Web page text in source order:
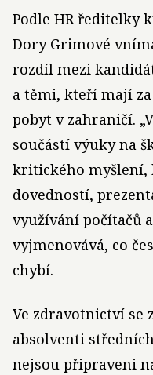
Podle HR ředitelky
Dory Grimové
rozdíl mezi
a těmi, kteří mají
pobyt v zahraničí.
součástí výuky na
kritického myšlení,
dovedností,
využívání počítačů
vyjmenovává, co
chybí.
Ve zdravotnictví se
absolventi
nejsou připraveni